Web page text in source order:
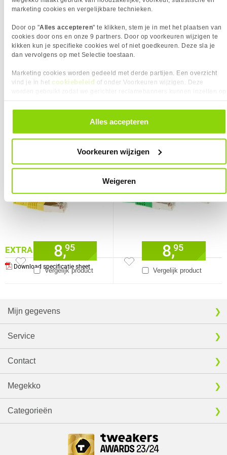
marketing cookies en vergelijkbare technieken.
Door op "Alles accepteren" te klikken, stem je in met het plaatsen van
cookies door ons en onze 9 partners. Door op voorkeuren wijzigen te
kikken kun je specifieke cookies wel of niet goedkeuren. Deze sla je
dan vervolgens op met Selectie toestaan.
Marketing cookies worden gedeeld met derde partijen. Een overzicht
vind je in het cookiebeleid of onder Voorkeuren wijzigen. Deze
alle cookies. Je kunt je gegeven toestemming altijd intrekken, dit doe je
door in de footer van onze website te klikken op ‘Cookievoorkeuren’
Alles accepteren
Voorkeuren wijzigen
Weigeren
Garantie
60 maanden
KIES JE VARIANT
❮
❮
Kabel lengte
5 m
Kabelmantel
LSZH
Kleurnummer
Pantone Cool Grey 8C
Max. werktemperatuur
60 C
Min. werktemperatuur
20 C
Steekcycli
750
FB2005
Artikelnr
147434
EXTRA INFORMATIE
Download specificatie sheet
Vergelijk product
7,95
Vergelijk product
4,95
patchkabel met RJ45 connectoren
Vergelijk product
8,95
CAT5E patchkabel met RJ45
Vergelijk product
8,95
Mijn gegevens
Service
Contact
Megekko
Categorieën